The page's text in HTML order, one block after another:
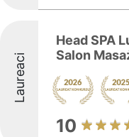
Laureaci
Head SPA
Salon
10